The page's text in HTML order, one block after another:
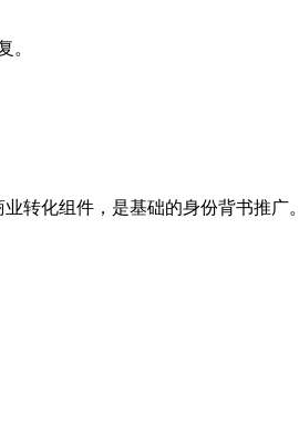
。
转化组件，是基础的身份背书推广。